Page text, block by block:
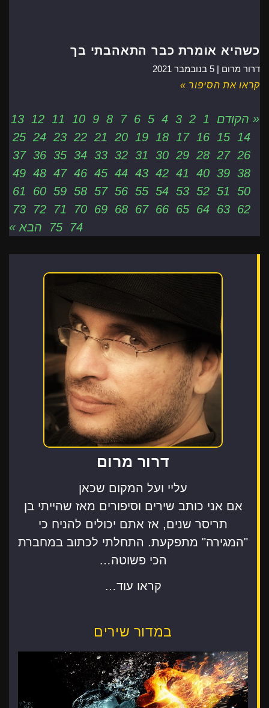
דרור מרום
עליי ועל המקום שכאן
אם אני כותב שירים וסיפורים מאז שהייתי בן
תריסר שנים, אז אתם יכולים להניח כי
"המגירה" מתפקעת. התחלתי לכתוב במחברת
הכי פשוטה…
קראו עוד…
במדור שירים
כשהיא אומרת כבר התאהבתי בך
דרור מרום | 5 בנובמבר 2021
קראו את הסיפור »
« הקודם 1
2
3
4
5
6
7
8
9
10
11
12
13
14
15
16
17
18
19
20
21
22
23
24
25
26
27
28
29
30
31
32
33
34
35
36
37
38
39
40
41
42
43
44
45
46
47
48
49
50
51
52
53
54
55
56
57
58
59
60
61
62
63
64
65
66
67
68
69
70
71
72
73
74
75 הבא »